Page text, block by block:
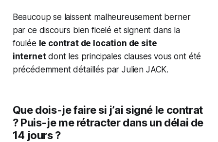
Beaucoup se laissent malheureusement berner
par ce discours bien ficelé et signent dans la
foulée le contrat de location de site
internetdont les principales clauses vous ont été
précédemment détaillés par Julien JACK.
Que dois-je faire si j’ai signé le contrat
? Puis-je me rétracter dans un délai de
14 jours ?